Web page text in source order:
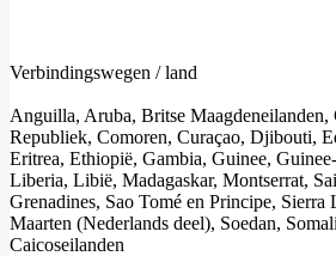
Verbindingswegen / land
Anguilla, Aruba, Britse Maagdeneilanden,
Republiek, Comoren, Curaçao, Djibouti,
Eritrea, Ethiopië, Gambia, Guinee,
Liberia, Libië, Madagaskar, Montserrat,
Grenadines, Sao Tomé en Principe, Sierra
Maarten (Nederlands deel), Soedan,
Caicoseilanden